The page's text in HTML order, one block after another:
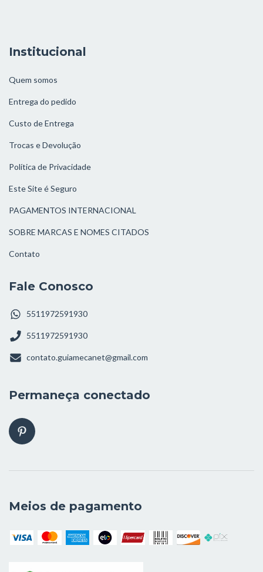
Institucional
Quem somos
Entrega do pedido
Custo de Entrega
Trocas e Devolução
Política de Privacidade
Este Site é Seguro
PAGAMENTOS INTERNACIONAL
SOBRE MARCAS E NOMES CITADOS
Contato
Fale Conosco
5511972591930
5511972591930
contato.guiamecanet@gmail.com
Permaneça conectado
Meios de pagamento